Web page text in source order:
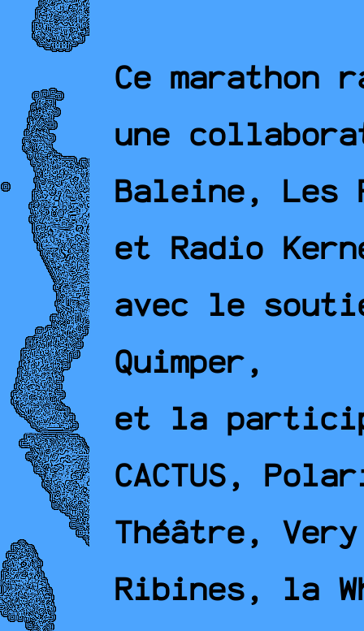
Ce marathon
une
Baleine, Les
et Radio
avec le
Quimper,
et la
CACTUS,
Théâtre,
Ribines, la